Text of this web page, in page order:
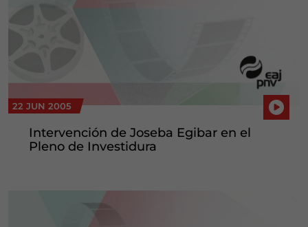
22 JUN 2005
Intervención de Joseba Egibar en el
Pleno de Investidura